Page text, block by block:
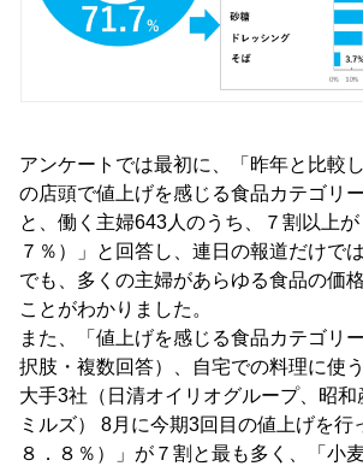
アンケートでは最初に、「昨年と比較
の店頭で値上げを感じる食品カテゴリ
と、働く主婦643人のうち、７割以上が
７％）」と回答し、連日の報道だけで
でも、多くの主婦があらゆる食品の価
ことがわかりました。
また、「値上げを感じる食品カテゴリ
択肢・複数回答）、自宅での料理に使
大手3社（日清オイリオグループ、昭
ミルズ） 8月に今期3回目の値上げを行
８．８％）」が７割と最も多く、「小